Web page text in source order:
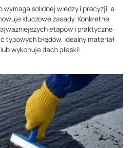
wymaga solidnej wiedzy i precyzji, a
kluczowe zasady. Konkretne
etapów i praktyczne
typowych błędów. Idealny materiał
wykonuje dach płaski!